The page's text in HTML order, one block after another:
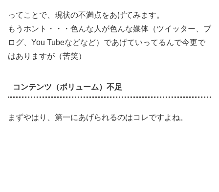
ってことで、現状の不満点をあげてみます。
もうホント・・・色んな人が色んな媒体（ツイッター、ブ
ログ、You Tubeなどなど）であげていってるんで今更で
はありますが（苦笑）
コンテンツ（ボリューム）不足
まずやはり、第一にあげられるのはコレですよね。